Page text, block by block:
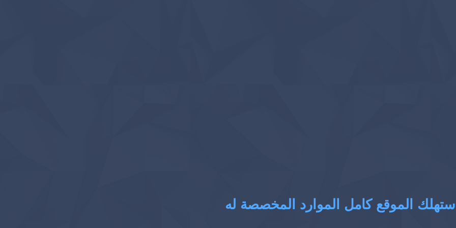
الموقع كامل الموارد المخصصة له